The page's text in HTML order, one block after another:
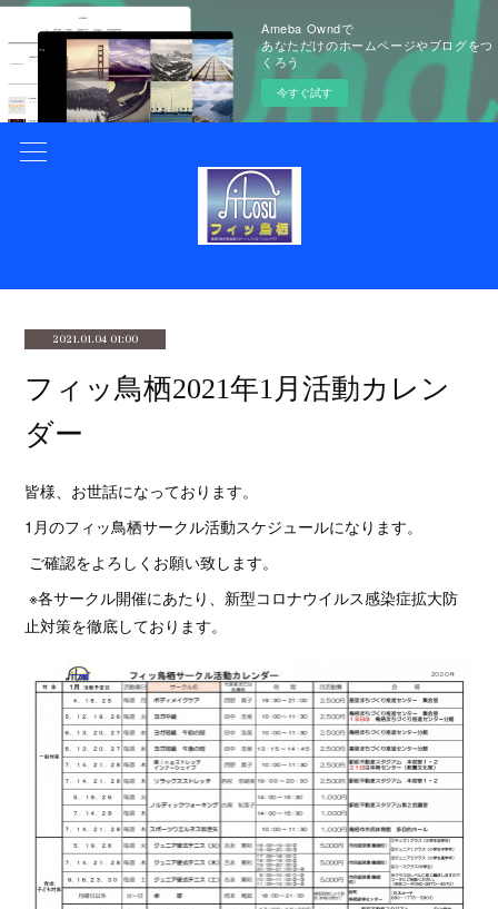
Ameba Owndで
あなただけのホームページやブログをつ
くろう
今すぐ試す
2021.01.04 01:00
フィッ鳥栖2021年1月活動カレン
ダー
皆様、お世話になっております。
1月のフィッ鳥栖サークル活動スケジュールになります。
ご確認をよろしくお願い致します。
※各サークル開催にあたり、新型コロナウイルス感染症拡大防
止対策を徹底しております。